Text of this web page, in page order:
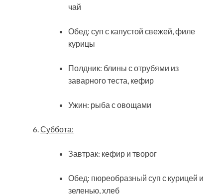
чай
Обед: суп с капустой свежей, филе
курицы
Полдник: блины с отрубями из
заварного теста, кефир
Ужин: рыба с овощами
Суббота:
Завтрак: кефир и творог
Обед: пюреобразный суп с курицей и
зеленью, хлеб